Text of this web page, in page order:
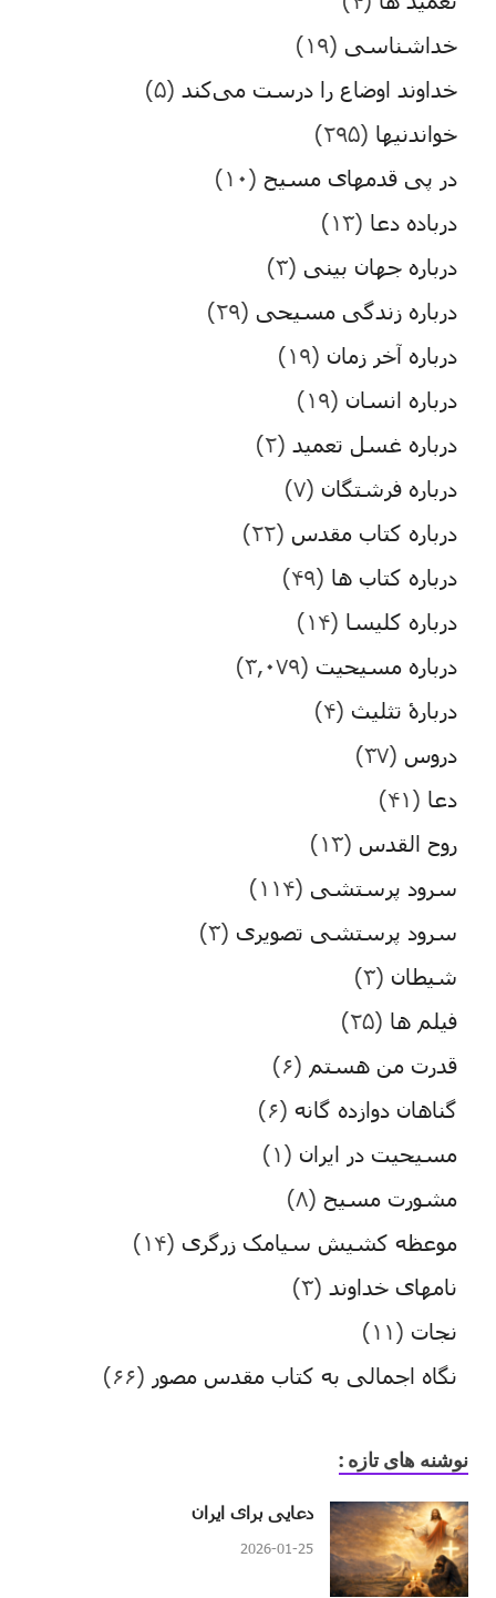
خداشناسی (۱۹)
خداوند اوضاع را درست می‌کند (۵)
خواندنیها (۲۹۵)
در پی قدمهای مسیح (۱۰)
درباده دعا (۱۳)
درباره جهان بینی (۳)
درباره زندگی مسیحی (۲۹)
درباره آخر زمان (۱۹)
درباره انسان (۱۹)
درباره غسل تعمید (۲)
درباره فرشتگان (۷)
درباره کتاب مقدس (۲۲)
درباره کتاب ها (۴۹)
درباره کلیسا (۱۴)
درباره مسیحیت (۳,۰۷۹)
دربارۀ تثلیث (۴)
دروس (۳۷)
دعا (۴۱)
روح القدس (۱۳)
سرود پرستشی (۱۱۴)
سرود پرستشی تصویری (۳)
شیطان (۳)
فیلم ها (۲۵)
قدرت من هستم (۶)
گناهان دوازده گانه (۶)
مسیحیت در ایران (۱)
مشورت مسیح (۸)
موعظه کشیش سیامک زرگری (۱۴)
نامهای خداوند (۳)
نجات (۱۱)
نگاه اجمالی به کتاب مقدس مصور (۶۶)
نوشنه های تازه :
دعایی برای ایران
2026-01-25